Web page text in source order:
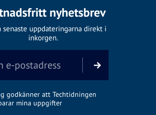
nyhetsbrev
senaste uppdateringarna direkt i
inkorgen.
godkänner att Techtidningen
mina uppgifter